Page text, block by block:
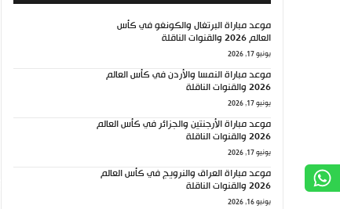
موعد مباراة البرتغال والكونغو في كأس
العالم 2026 والقنوات الناقلة
يونيو 17, 2026
موعد مباراة النمسا والأردن في كأس العالم
2026 والقنوات الناقلة
يونيو 17, 2026
موعد مباراة الأرجنتين والجزائر في كأس العالم
2026 والقنوات الناقلة
يونيو 17, 2026
موعد مباراة العراق والنرويج في كأس العالم
2026 والقنوات الناقلة
يونيو 16, 2026